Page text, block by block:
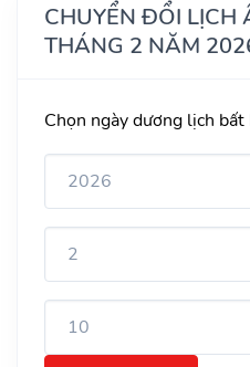
CHUYỂN ĐỔI LỊCH
THÁNG 2 NĂM
Chọn ngày dương lịch bất